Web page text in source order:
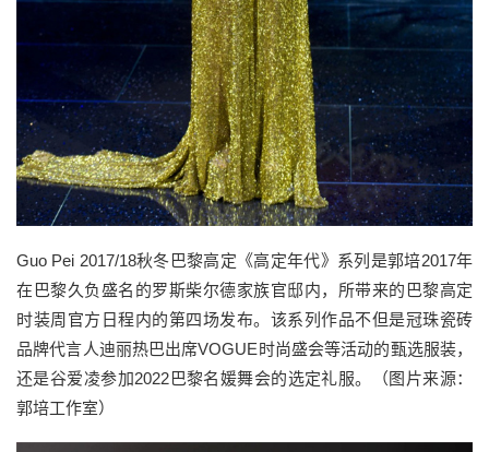
Guo Pei 2017/18秋冬巴黎高定《高定年代》系列是郭培2017年
在巴黎久负盛名的罗斯柴尔德家族官邸内，所带来的巴黎高定
时装周官方日程内的第四场发布。该系列作品不但是冠珠瓷砖
品牌代言人迪丽热巴出席VOGUE时尚盛会等活动的甄选服装，
还是谷爱凌参加2022巴黎名媛舞会的选定礼服。（图片来源：
郭培工作室）